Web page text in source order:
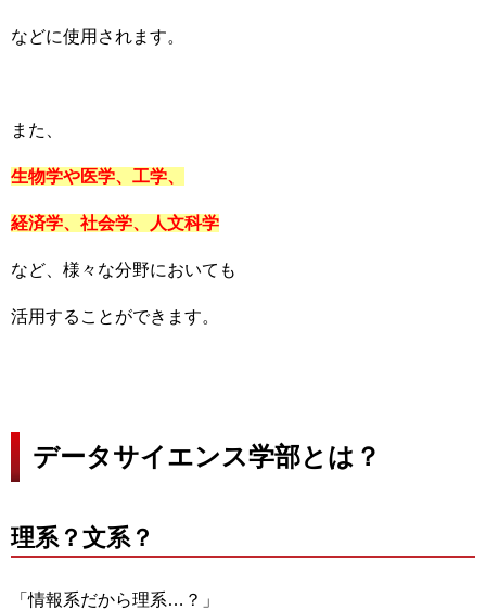
などに使用されます。
また、
生物学や医学、工学、
経済学、社会学、人文科学
など、様々な分野においても
活用することができます。
データサイエンス学部とは？
理系？文系？
「情報系だから理系…？」